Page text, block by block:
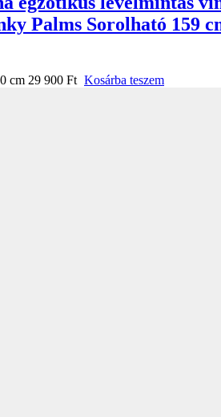
Palms Sorolható 159
cm 29 900 Ft Kosárba teszem